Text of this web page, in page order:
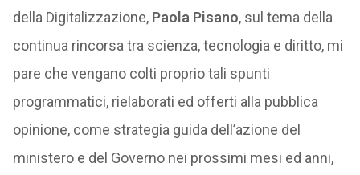
della Digitalizzazione, Paola Pisano, sul tema della
continua rincorsa tra scienza, tecnologia e diritto, mi
pare che vengano colti proprio tali spunti
programmatici, rielaborati ed offerti alla pubblica
opinione, come strategia guida dell’azione del
ministero e del Governo nei prossimi mesi ed anni,